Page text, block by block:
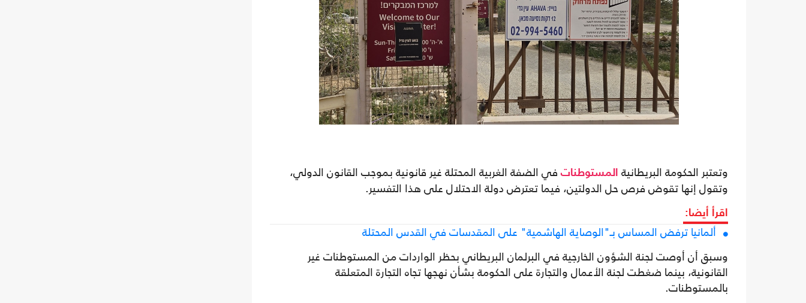
وتعتبر الحكومة البريطانية المستوطنات في الضفة الغربية المحتلة غير قانونية بموجب القانون الدولي،
وتقول إنها تقوض فرص حل الدولتين، فيما تعترض دولة الاحتلال على هذا التفسير.
اقرأ أيضا:
ألمانيا ترفض المساس بـ"الوصاية الهاشمية" على المقدسات في القدس المحتلة
وسبق أن أوصت لجنة الشؤون الخارجية في البرلمان البريطاني بحظر الواردات من المستوطنات غير
القانونية، بينما ضغطت لجنة الأعمال والتجارة على الحكومة بشأن نهجها تجاه التجارة المتعلقة
بالمستوطنات.